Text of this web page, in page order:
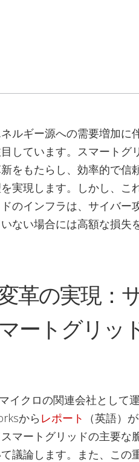
ルギー源への需要増加に
しています。スマートグ
をもたらし、効率的で信
実現します。しかし、こ
のインフラは、サイバー
ない場合には高額な損失
革の実現：
ートグリッ
イクロの関連会社として
から レポート
（英語）
マートグリッドの主要な
議論します。また、この